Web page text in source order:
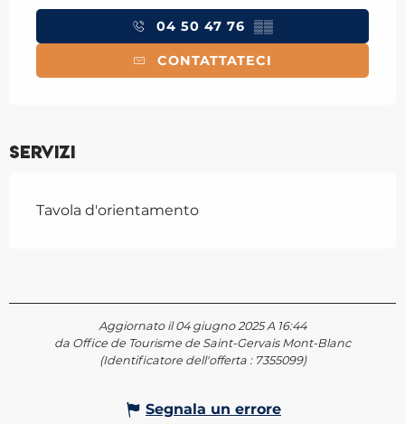
04 50 47 76 ▒▒
CONTATTATECI
Servizi
Tavola d'orientamento
Aggiornato il 04 giugno 2025 A 16:44
da Office de Tourisme de Saint-Gervais Mont-Blanc
(Identificatore dell'offerta : 7355099)
Segnala un errore